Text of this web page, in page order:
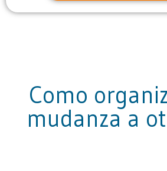
Como
mudanza a